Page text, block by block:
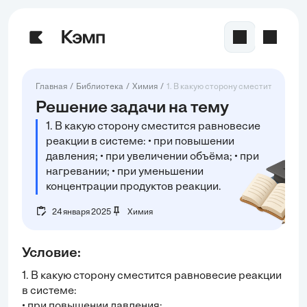
Главная Библиотека Химия 1. В какую сторону сместится
Решение задачи на тему
1. В какую сторону сместится равновесие
реакции в системе: • при повышении
давления; • при увеличении объёма; • при
нагревании; • при уменьшении
концентрации продуктов реакции.
24 января 2025 Химия
Условие:
1. В какую сторону сместится равновесие реакции
в системе: